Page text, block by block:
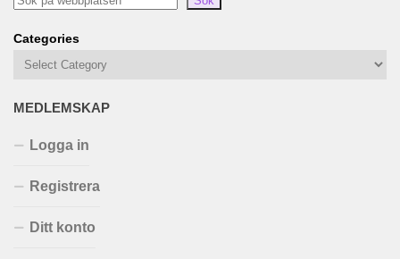
Categories
MEDLEMSKAP
Logga in
Registrera
Ditt konto